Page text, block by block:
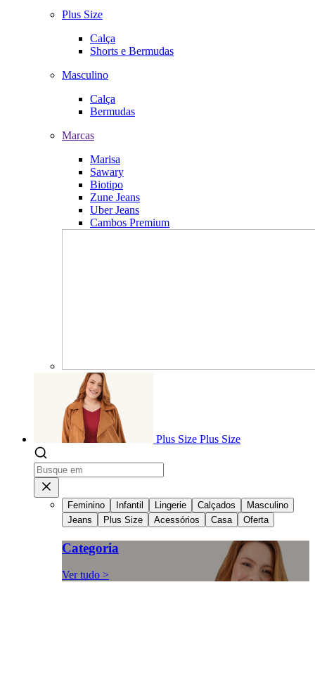
Plus Size
Calça
Shorts e Bermudas
Masculino
Calça
Bermudas
Marcas
Marisa
Sawary
Biotipo
Zune Jeans
Uber Jeans
Cambos Premium
Plus Size Plus Size
Feminino Infantil Lingerie Calçados
Masculino
Jeans
Plus Size Acessórios Casa Oferta
Categoria
Ver tudo >